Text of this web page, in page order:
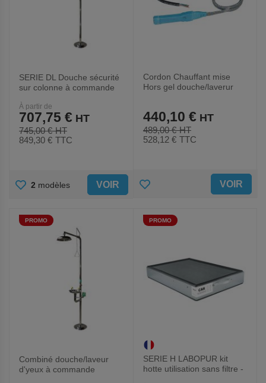
SERIE DL Douche sécurité
sur colonne à commande
À partir de
745,00 €
707,75 €
849,30 € TTC
AJOUTER
FAVORIS
2 modèles VOIR
Cordon Chauffant mise
Hors gel douche/laverur
489,00 €
440,10 €
528,12 € TTC
AJOUTER
FAVORIS
VOIR
PROMO
Combiné douche/laveur
d'yeux à commande
PROMO
SERIE H LABOPUR kit
hotte utilisation sans filtre -